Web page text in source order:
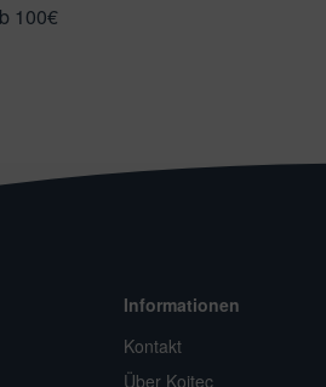
100€
Informationen
Kontakt
Über Koitec